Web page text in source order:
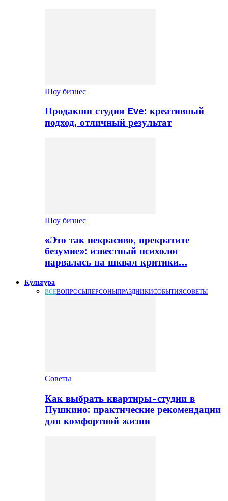
Шоу бизнес
Продакшн студия Eve: креативный
подход, отличный результат
Шоу бизнес
«Это так некрасиво, прекратите
безумие»: известный психолог
нарвалась на шквал критики…
Культура
ВСЕВОПРОСЫПЕРСОНЫПРАЗДНИКИСОБЫТИЯСОВЕТЫ
Советы
Как выбрать квартиры-студии в
Пушкино: практические рекомендации
для комфортной жизни